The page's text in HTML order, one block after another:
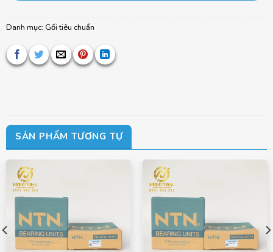
Danh mục: Gối tiêu chuẩn
SẢN PHẨM TƯƠNG TỰ